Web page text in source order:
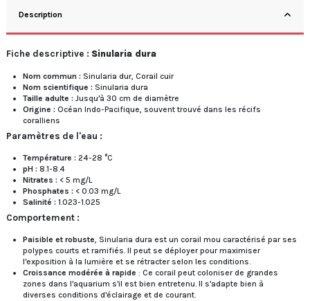
Description
Fiche descriptive : Sinularia dura
Nom commun : Sinularia dur, Corail cuir
Nom scientifique : Sinularia dura
Taille adulte : Jusqu'à 30 cm de diamètre
Origine : Océan Indo-Pacifique, souvent trouvé dans les récifs
coralliens
Paramètres de l'eau :
Température : 24-28 °C
pH : 8.1-8.4
Nitrates : < 5 mg/L
Phosphates : < 0.03 mg/L
Salinité : 1.023-1.025
Comportement :
Paisible et robuste, Sinularia dura est un corail mou caractérisé par ses
polypes courts et ramifiés. Il peut se déployer pour maximiser
l'exposition à la lumière et se rétracter selon les conditions.
Croissance modérée à rapide : Ce corail peut coloniser de grandes
zones dans l'aquarium s'il est bien entretenu. Il s'adapte bien à
diverses conditions d'éclairage et de courant.